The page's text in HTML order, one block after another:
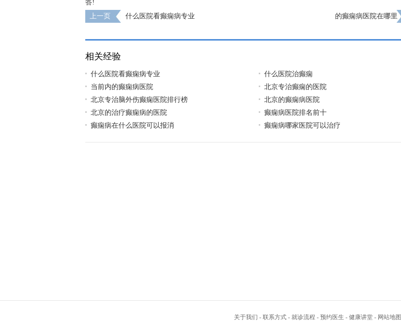
答!
上一页
什么医院看癫痫病专业 的癫痫病医院在哪里
相关经验
什么医院看癫痫病专业
什么医院治癫痫
当前内的癫痫病医院
北京专治癫痫的医院
北京专治脑外伤癫痫医院排行榜
北京的癫痫病医院
北京的治疗癫痫病的医院
癫痫病医院排名前十
癫痫病在什么医院可以报消
癫痫病哪家医院可以治疗
关于我们 - 联系方式 - 就诊流程 - 预约医生 - 健康讲堂 - 网站地图